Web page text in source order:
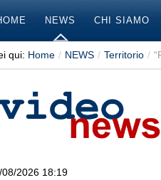
NEWS CHI SIAMO
qui: Home / NEWS / Territorio /
08/2026 18:19